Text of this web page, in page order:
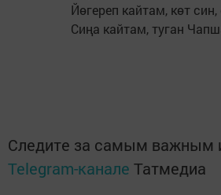
Йөгереп кайтам, көт
Сиңа кайтам, туган
Следите за самым важным
Telegram-канале Татмедиа